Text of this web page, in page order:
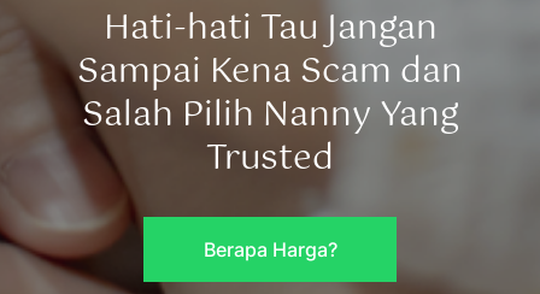
Hati-hati Tau Jangan
Sampai Kena Scam dan
Salah Pilih Nanny Yang
Trusted
Berapa Harga?